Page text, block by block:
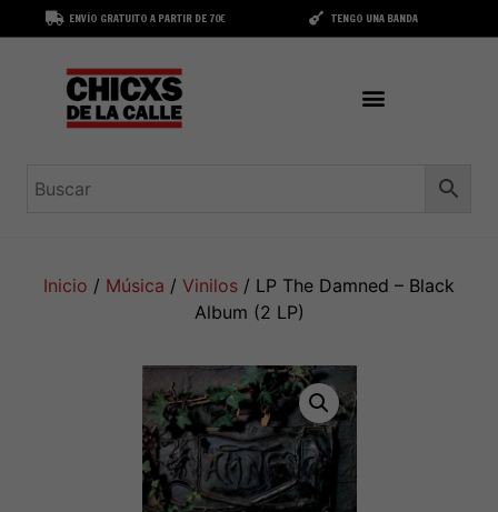
ENVÍO GRATUITO A PARTIR DE 70€ TENGO UNA BANDA
Inicio / Música / Vinilos / LP The Damned – Black
Album (2 LP)